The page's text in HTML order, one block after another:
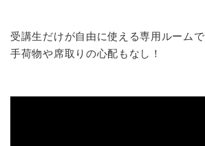
受講生だけが自由に使える専用ルームで
手荷物や席取りの心配もなし！